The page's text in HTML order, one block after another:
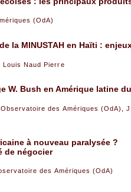
(OdA)
la MINUSTAH en Haïti :
Louis Naud Pierre
W. Bush en Amérique latine
Observatoire des Amériques (OdA) ,
à nouveau paralysée ?
de négocier
des Amériques (OdA)